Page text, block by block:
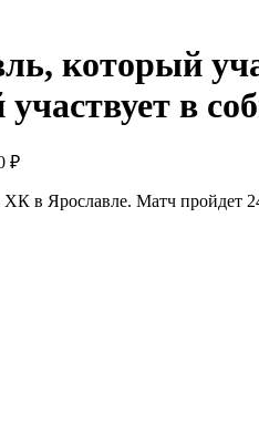
₽
в Ярославле. Матч пройдет